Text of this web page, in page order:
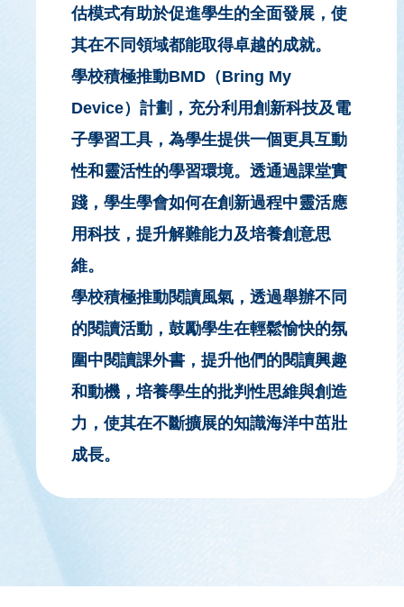
估模式有助於促進學生的全面發展，使
其在不同領域都能取得卓越的成就。
學校積極推動BMD（Bring My
Device）計劃，充分利用創新科技及電
子學習工具，為學生提供一個更具互動
性和靈活性的學習環境。透通過課堂實
踐，學生學會如何在創新過程中靈活應
用科技，提升解難能力及培養創意思
維。
學校積極推動閱讀風氣，透過舉辦不同
的閱讀活動，鼓勵學生在輕鬆愉快的氛
圍中閱讀課外書，提升他們的閱讀興趣
和動機，培養學生的批判性思維與創造
力，使其在不斷擴展的知識海洋中茁壯
成長。